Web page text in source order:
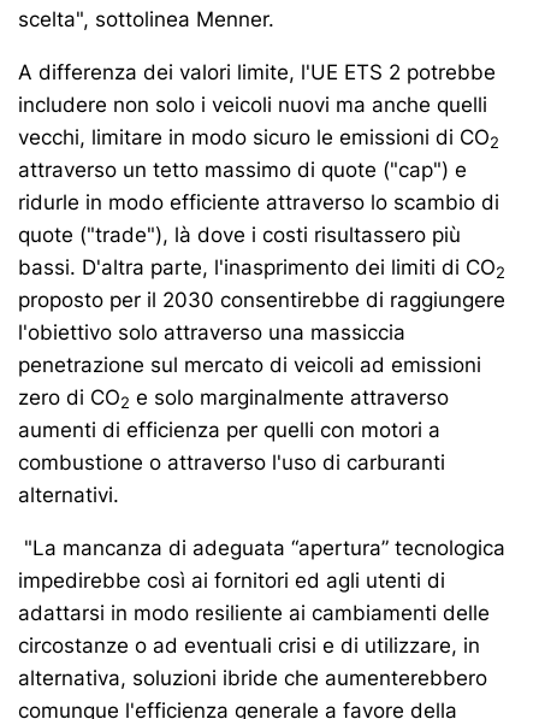
scelta", sottolinea Menner.
A differenza dei valori limite, l'UE ETS 2 potrebbe
includere non solo i veicoli nuovi ma anche quelli
vecchi, limitare in modo sicuro le emissioni di CO2
attraverso un tetto massimo di quote ("cap") e
ridurle in modo efficiente attraverso lo scambio di
quote ("trade"), là dove i costi risultassero più
bassi. D'altra parte, l'inasprimento dei limiti di CO2
proposto per il 2030 consentirebbe di raggiungere
l'obiettivo solo attraverso una massiccia
penetrazione sul mercato di veicoli ad emissioni
zero di CO2 e solo marginalmente attraverso
aumenti di efficienza per quelli con motori a
combustione o attraverso l'uso di carburanti
alternativi.
"La mancanza di adeguata “apertura” tecnologica
impedirebbe così ai fornitori ed agli utenti di
adattarsi in modo resiliente ai cambiamenti delle
circostanze o ad eventuali crisi e di utilizzare, in
alternativa, soluzioni ibride che aumenterebbero
comunque l'efficienza generale a favore della